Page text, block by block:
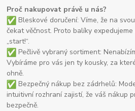
Proč nakupovat právě u nás?
Bleskové doručení: Víme, že na
čekat věčnost. Proto balíky
„start!“.
Pečlivě vybraný sortiment:
Vybíráme pro vás jen ty kousky, za
ohně.
Bezpečný nákup bez zádrhelů:
intuitivní rozhraní zajistí, že váš nákup
bezpečně.